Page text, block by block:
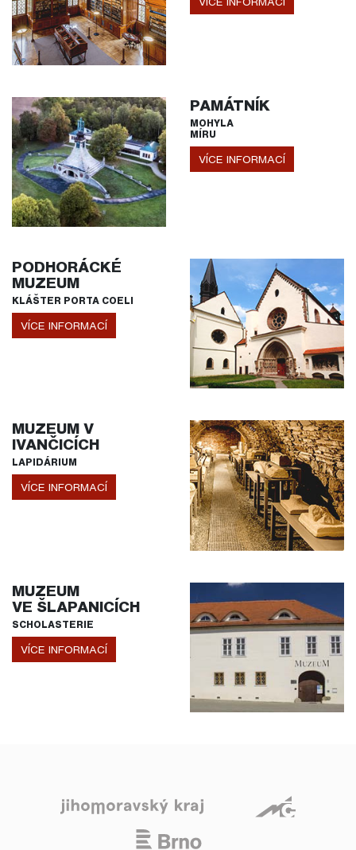
PAMÁTNÍK
MOHYLA
MÍRU
VÍCE INFORMACÍ
PODHORÁCKÉ
MUZEUM
KLÁŠTER PORTA COELI
VÍCE INFORMACÍ
MUZEUM V
IVANČICÍCH
LAPIDÁRIUM
VÍCE INFORMACÍ
MUZEUM
VE ŠLAPANICÍCH
SCHOLASTERIE
VÍCE INFORMACÍ